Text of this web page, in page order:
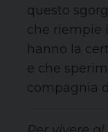
questo
che riempie
hanno la
e che
compagnia